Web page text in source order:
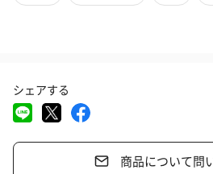
夫婦でお揃いの和を感じるデザイ
ザインです。箸置きは丸型になってお
時にバラバラになることもありません
ぬくもりのある割り箸で食べるお茶漬
のです。
シェアする
商品について問